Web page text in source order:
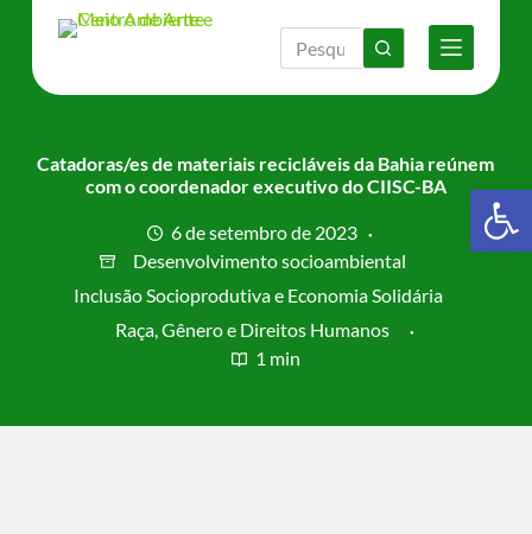
Catadoras/es de materiais recicláveis da Bahia reúnem
com o coordenador executivo do CIISC-BA
6 de setembro de 2023
Desenvolvimento socioambiental
Inclusão Socioprodutiva e Economia Solidária
Raça, Gênero e Direitos Humanos
1 min
Barra de Ferramentas Aberta